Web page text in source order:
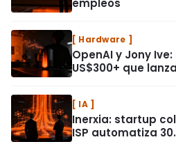
empleos
Hardware
OpenAI y Jony
US$300+ que
IA
Inerxia: startup
ISP automatiza